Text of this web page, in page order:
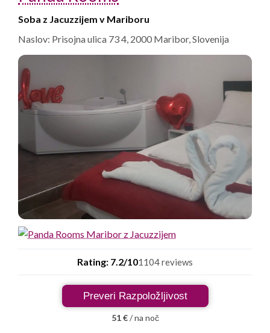
Soba z Jacuzzijem v Mariboru
Naslov: Prisojna ulica 73 4, 2000 Maribor, Slovenija
Rating: 7.2/101104 reviews
Preveri Razpoložljivost
51 €/ na noč